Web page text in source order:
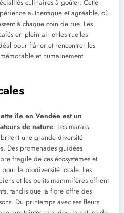
culinaires à goûter. Cette
authentique et agréable, où
à chaque coin de rue. Les
en plein air et les ruelles
pour flâner et rencontrer les
et humainement
île en Vendée est un
de nature. Les marais
une grande diversité
Des promenades guidées
fragile de ces écosystèmes et
la biodiversité locale. Les
et les petits mammifères offrent
tandis que la flore offre des
Du printemps avec ses fleurs